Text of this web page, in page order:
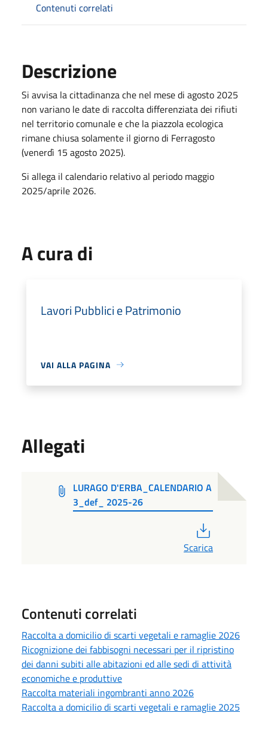
Contenuti correlati
Descrizione
Si avvisa la cittadinanza che nel mese di agosto 2025
non variano le date di raccolta differenziata dei rifiuti
nel territorio comunale e che la piazzola ecologica
rimane chiusa solamente il giorno di Ferragosto
(venerdì 15 agosto 2025).
Si allega il calendario relativo al periodo maggio
2025/aprile 2026.
A cura di
Lavori Pubblici e Patrimonio
VAI ALLA PAGINA
Allegati
LURAGO D'ERBA_CALENDARIO A
3_def_ 2025-26
Scarica
Contenuti correlati
Raccolta a domicilio di scarti vegetali e ramaglie 2026
Ricognizione dei fabbisogni necessari per il ripristino
dei danni subiti alle abitazioni ed alle sedi di attività
economiche e produttive
Raccolta materiali ingombranti anno 2026
Raccolta a domicilio di scarti vegetali e ramaglie 2025